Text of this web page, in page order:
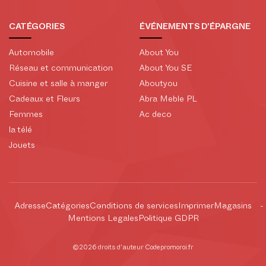
CATÉGORIES
Automobile
Réseau et communication
Cuisine et salle à manger
Cadeaux et Fleurs
Femmes
la télé
Jouets
ÉVÉNEMENTS D'ÉPARGNE
About You
About You SE
Aboutyou
Abra Meble PL
Ac deco
Adresse Catégories Conditions de services Imprimer Magasins
Mentions Legales Politique GDPR
©2026 droits d'auteur Codepromoroi.fr